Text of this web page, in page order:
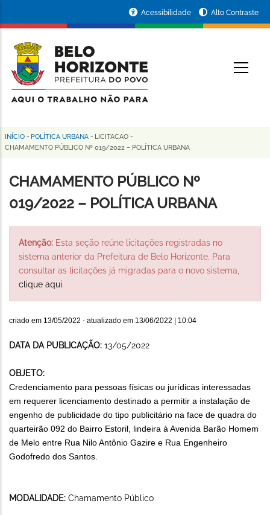
conteúdo
principal
da
Prefeitura
de
Horizonte
Acessibilidade Alto Contraste
Trilha
navegação
INÍCIO - POLÍTICA URBANA - LICITACAO -
CHAMAMENTO PÚBLICO Nº 019/2022 – POLÍTICA URBANA
CHAMAMENTO PÚBLICO Nº
019/2022 – POLÍTICA URBANA
Atenção: Esta seção reúne licitações registradas no
sistema anterior da Prefeitura de Belo Horizonte. Para
consultar as licitações já migradas para o novo sistema,
clique aqui.
criado em 13/05/2022 - atualizado em 13/06/2022 | 10:04
DATA DA PUBLICAÇÃO: 13/05/2022
OBJETO:
Credenciamento para pessoas físicas ou jurídicas interessadas
em requerer licenciamento destinado a permitir a instalação de
engenho de publicidade do tipo publicitário na face de quadra do
quarteirão 092 do Bairro Estoril, lindeira à Avenida Barão Homem
de Melo entre Rua Nilo Antônio Gazire e Rua Engenheiro
Godofredo dos Santos.
MODALIDADE: Chamamento Público